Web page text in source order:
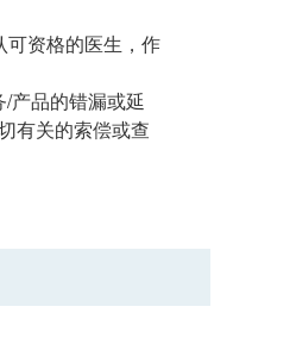
可资格的医生，作
产品的错漏或延
有关的索偿或查